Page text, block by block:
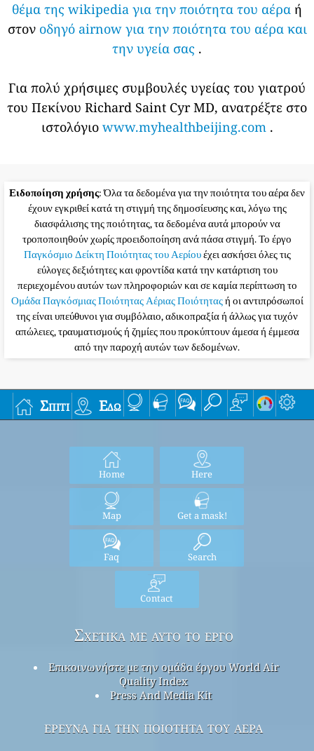
θέμα της wikipedia για την ποιότητα του αέρα ή
στον οδηγό airnow για την ποιότητα του αέρα και
την υγεία σας .
Για πολύ χρήσιμες συμβουλές υγείας του γιατρού
του Πεκίνου Richard Saint Cyr MD, ανατρέξτε στο
ιστολόγιο www.myhealthbeijing.com.
Ειδοποίηση χρήσης: Όλα τα δεδομένα για την ποιότητα του αέρα δεν
έχουν εγκριθεί κατά τη στιγμή της δημοσίευσης και, λόγω της
διασφάλισης της ποιότητας, τα δεδομένα αυτά μπορούν να
τροποποιηθούν χωρίς προειδοποίηση ανά πάσα στιγμή. Το έργο
Παγκόσμιο Δείκτη Ποιότητας του Αερίουέχει ασκήσει όλες τις
εύλογες δεξιότητες και φροντίδα κατά την κατάρτιση του
περιεχομένου αυτών των πληροφοριών και σε καμία περίπτωση το
Ομάδα Παγκόσμιας Ποιότητας Αέριας Ποιότηταςή οι αντιπρόσωποί
της είναι υπεύθυνοι για συμβόλαιο, αδικοπραξία ή άλλως για τυχόν
απώλειες, τραυματισμούς ή ζημίες που προκύπτουν άμεσα ή έμμεσα
από την παροχή αυτών των δεδομένων.
Σπίτι Εδώ
Home Here
Map Get a mask!
Faq Search
Contact
Σχετικά με αυτό το έργο
Επικοινωνήστε με την ομάδα έργου World Air
Quality Index
Press And Media Kit
έρευνα για την ποιότητα του αέρα